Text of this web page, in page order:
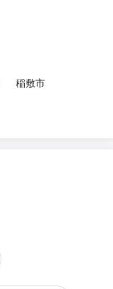
稲敷市